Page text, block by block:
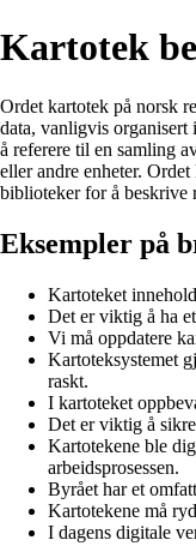
Kartotek
Ordet kartotek på norsk
data, vanligvis organisert
å referere til en samling
eller andre enheter.
biblioteker for å beskrive
Eksempler på
Kartoteket
Det er viktig å ha
Vi må oppdatere
Kartoteksystemet
raskt.
I kartoteket
Det er viktig å
Kartotekene ble
arbeidsprosessen.
Byrået har et
Kartotekene må
I dagens digitale